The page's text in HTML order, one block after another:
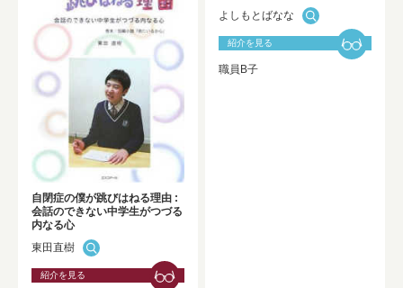
自閉症の僕が跳びはねる理由 :
会話のできない中学生がつづる
内なる心
東田直樹
紹介を見る
よしもとばなな
紹介を見る
職員B子